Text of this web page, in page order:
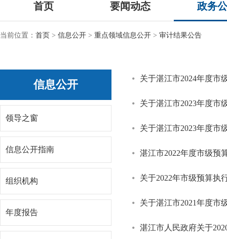
首页 要闻动态 政务
当前位置： 首页 > 信息公开 > 重点领域信息公开 > 审计结果公告
信息公开
领导之窗
信息公开指南
组织机构
年度报告
关于湛江市2024年度市
关于湛江市2023年度市
关于湛江市2023年度市
湛江市2022年度市级预
关于2022年市级预算执
关于湛江市2021年度市
湛江市人民政府关于